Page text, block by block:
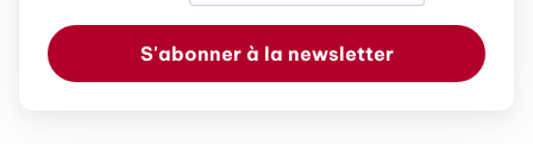
S'abonner à la newsletter